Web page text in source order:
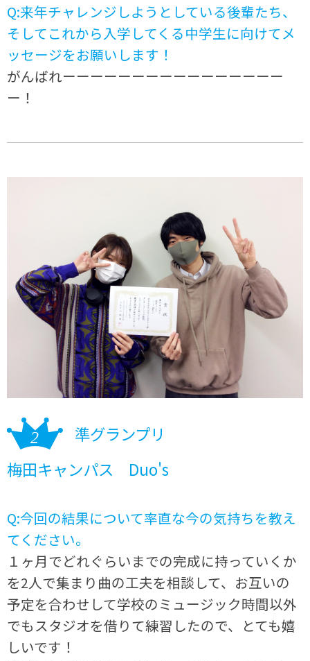
Q:来年チャレンジしようとしている後輩たち、
そしてこれから入学してくる中学生に向けてメ
ッセージをお願いします！
がんばれーーーーーーーーーーーーーーーー
ー！
準グランプリ
梅田キャンパス Duo's
Q:今回の結果について率直な今の気持ちを教え
てください。
１ヶ月でどれぐらいまでの完成に持っていくか
を2人で集まり曲の工夫を相談して、お互いの
予定を合わせして学校のミュージック時間以外
でもスタジオを借りて練習したので、とても嬉
しいです！